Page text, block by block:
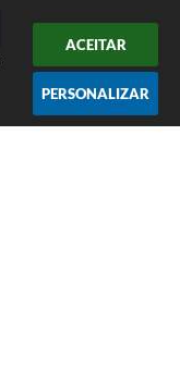
ACEITAR
PERSONALIZAR